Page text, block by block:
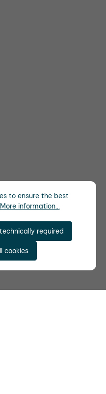
to ensure the best
More information...
required
cookies